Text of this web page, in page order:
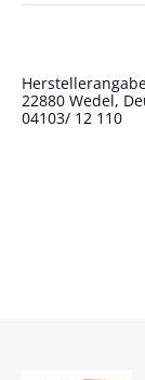
22880 Wedel,
04103/ 12 110